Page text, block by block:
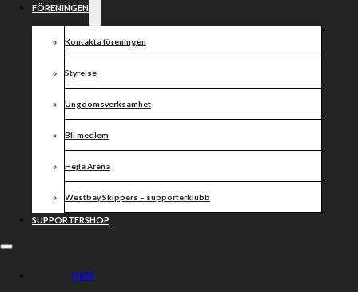
FÖRENINGEN
Kontakta föreningen
Styrelse
Ungdomsverksamhet
Bli medlem
Hejla Arena
Westbay Skippers – supporterklubb
SUPPORTERSHOP
HEM
MOTALA
Västervik åker på tisdag till Motala där Piraterna
tar emot för match i Bauhausligan 2023
PIRATERNA
Przemyslaw Pawlicki
Paweil Przedpelski
Oskar Fajfer (TC)
Ludvig Selvin